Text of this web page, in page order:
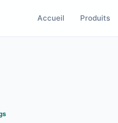
Accueil Produits